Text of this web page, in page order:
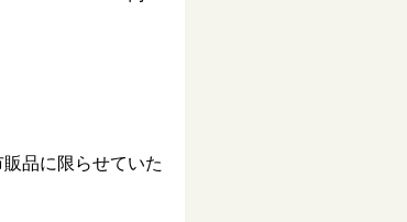
品に限らせていた